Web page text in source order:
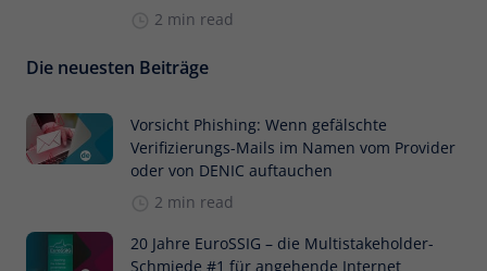
2 min read
Die neuesten Beiträge
Vorsicht Phishing: Wenn gefälschte
Verifizierungs-Mails im Namen vom Provider
oder von DENIC auftauchen
2 min read
20 Jahre EuroSSIG – die Multistakeholder-
Schmiede #1 für angehende Internet